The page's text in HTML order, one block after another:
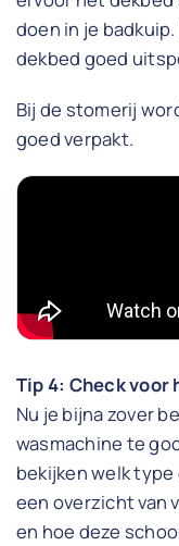
doen in je
dekbed goed
Bij de stomerij
goed verpakt.
Tip 4: Check voor
Nu je bijna zover
wasmachine te
bekijken welk
een overzicht van
en hoe deze